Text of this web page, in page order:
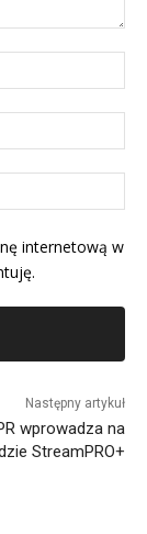
internetową w
Następny artykuł
wprowadza na
StreamPRO+